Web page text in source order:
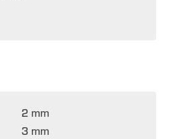
2 mm
3 mm